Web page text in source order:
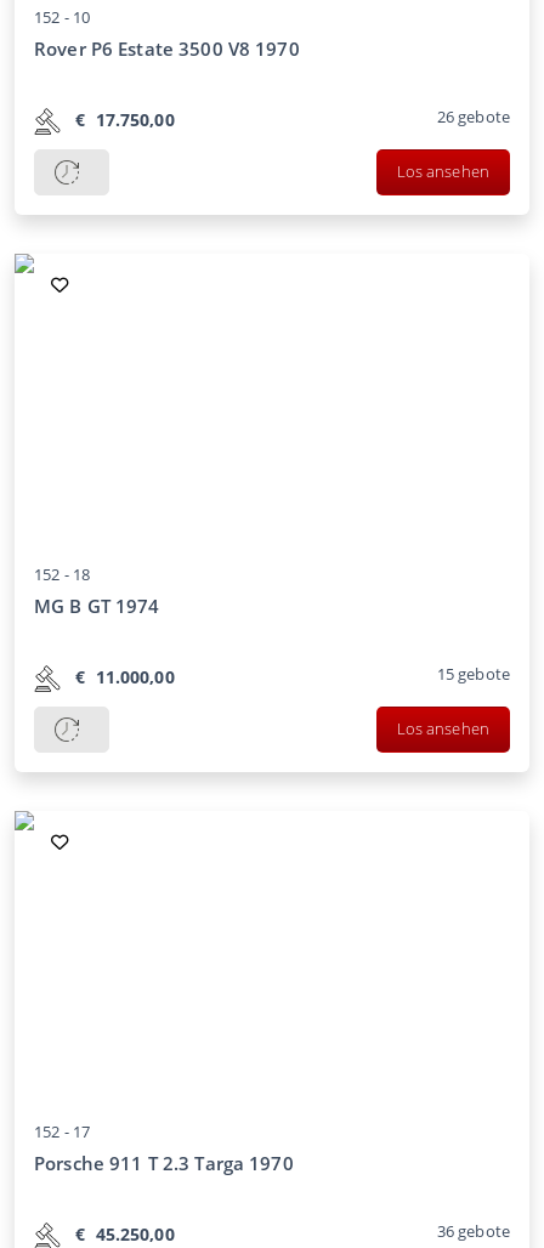
152 - 10
Rover P6 Estate 3500 V8 1970
€ 17.750,00 26gebote
Los ansehen
152 - 18
MG B GT 1974
€ 11.000,00 15gebote
Los ansehen
152 - 17
Porsche 911 T 2.3 Targa 1970
€ 45.250,00 36gebote